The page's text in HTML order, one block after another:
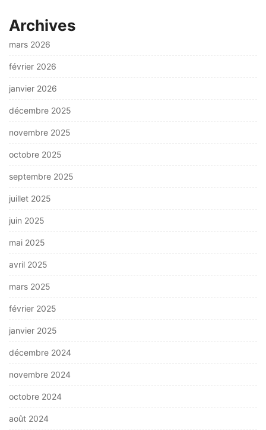
Archives
mars 2026
février 2026
janvier 2026
décembre 2025
novembre 2025
octobre 2025
septembre 2025
juillet 2025
juin 2025
mai 2025
avril 2025
mars 2025
février 2025
janvier 2025
décembre 2024
novembre 2024
octobre 2024
août 2024